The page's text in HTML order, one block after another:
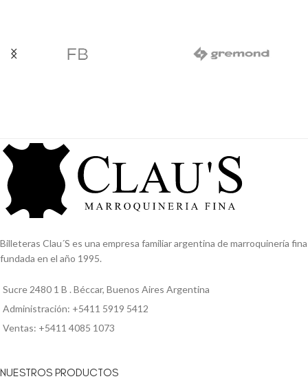
Billeteras Clau´S es una empresa familiar argentina de marroquinería fina
fundada en el año 1995.
Sucre 2480 1 B . Béccar, Buenos Aires Argentina
Administración: +5411 5919 5412
Ventas: +5411 4085 1073
NUESTROS PRODUCTOS